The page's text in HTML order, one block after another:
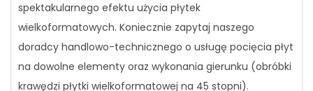
spektakularnego efektu użycia płytek
wielkoformatowych. Koniecznie zapytaj naszego
doradcy handlowo-technicznego o usługę pocięcia płyt
na dowolne elementy oraz wykonania gierunku (obróbki
krawędzi płytki wielkoformatowej na 45 stopni).